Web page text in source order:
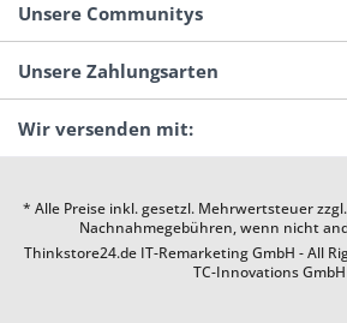
Unsere Communitys
Unsere Zahlungsarten
Wir versenden mit:
* Alle Preise inkl. gesetzl. Mehrwertsteuer zzgl.
Nachnahmegebühren, wenn nicht
Thinkstore24.de IT-Remarketing GmbH - All
TC-Innovations GmbH